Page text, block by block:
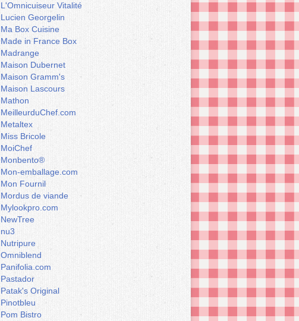
L'Omnicuiseur Vitalité
Lucien Georgelin
Ma Box Cuisine
Made in France Box
Madrange
Maison Dubernet
Maison Gramm's
Maison Lascours
Mathon
MeilleurduChef.com
Metaltex
Miss Bricole
MoiChef
Monbento®
Mon-emballage.com
Mon Fournil
Mordus de viande
Mylookpro.com
NewTree
nu3
Nutripure
Omniblend
Panifolia.com
Pastador
Patak's Original
Pinotbleu
Pom Bistro